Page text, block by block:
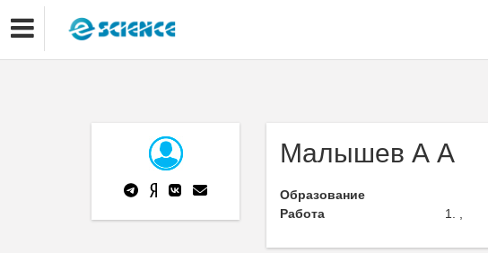
Малышев А А
Образование
Работа